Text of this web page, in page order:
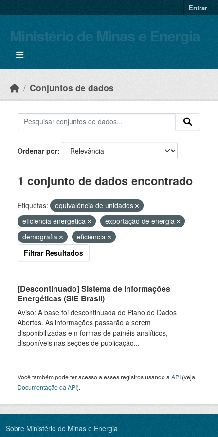
Entrar
Ministério de Minas e Energia
Conjuntos de dados
Ordenar por
1 conjunto de dados encontrado
Etiquetas:
equivalência de unidades
eficiência energética
exportação de energia
demografia
eficiência
Filtrar Resultados
[Descontinuado] Sistema de Informações
Energéticas (SIE Brasil)
Aviso: A base foi descontinuada do Plano de Dados
Abertos. As informações passarão a serem
disponibilizadas em formas de painéis analíticos,
disponíveis nas seções de publicação...
Você também pode ter acesso a esses registros usando a API (veja
Documentação da API).
Sobre Ministério de Minas e Energia